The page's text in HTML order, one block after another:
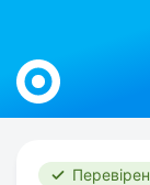
Work.ua